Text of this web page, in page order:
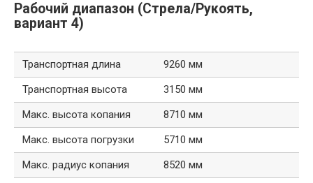
Рабочий диапазон (Стрела/Рукоять,
вариант 4)
Транспортная длина
9260 мм
Транспортная высота
3150 мм
Макс. высота копания
8710 мм
Макс. высота погрузки
5710 мм
Макс. радиус копания
8520 мм